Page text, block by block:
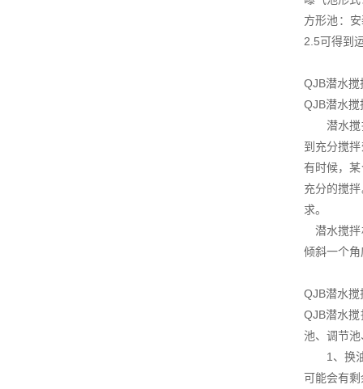
方形池：
2.5可得到
QJB潜水
QJB潜水
潜水搅拌
到充分搅
有时候，
充分的搅
求。
潜水搅拌
倾斜一个
QJB潜水
QJB潜水
池、调节
1、换油
可能会有